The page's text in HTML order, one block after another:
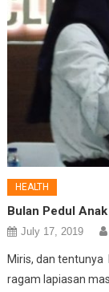
HEALTH
Bulan Pedul
July 17, 2019
Miris, dan
ragam lapiasan